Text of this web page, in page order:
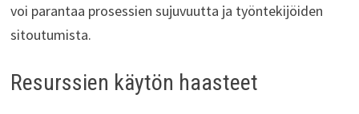
voi parantaa prosessien sujuvuutta ja työntekijöiden
sitoutumista.
Resurssien käytön haasteet